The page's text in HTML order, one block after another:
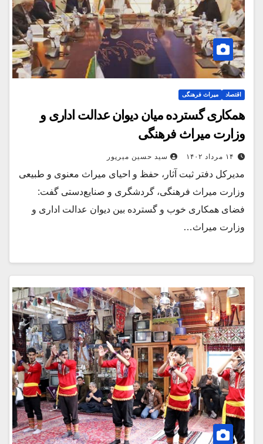
اقتصاد میراث فرهنگی
همکاری گسترده میان دیوان عدالت اداری و
وزارت میراث فرهنگی
۱۴ مرداد ۱۴۰۲ سید حسین میرپور
مدیرکل دفتر ثبت آثار، حفظ و احیای میراث معنوی و طبیعی
وزارت میراث ‌فرهنگی، گردشگری و صنایع‌دستی گفت:
فضای همکاری خوب و گسترده بین دیوان عدالت اداری و
وزارت میراث…